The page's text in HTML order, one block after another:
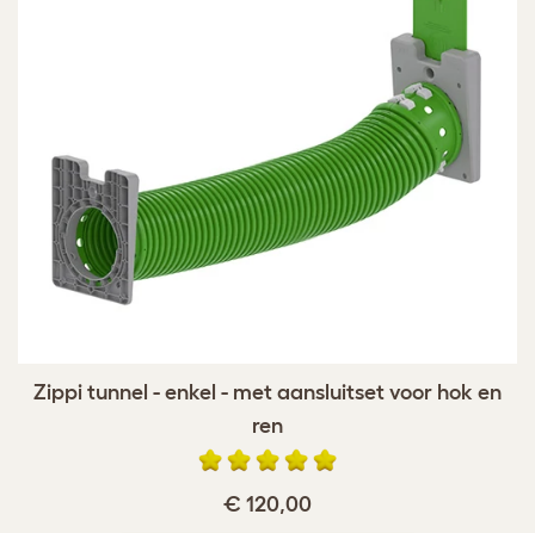
Zippi tunnel - enkel - met aansluitset voor hok en
ren
€ 120,00